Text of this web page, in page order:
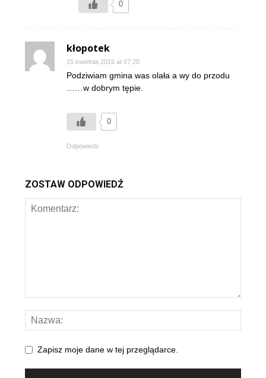
0
kłopotek
15 kwietnia 2016 at 07:20
Podziwiam gmina was olała a wy do przodu
……w dobrym tępie.
0
Odpowiedz
ZOSTAW ODPOWIEDŹ
Zapisz moje dane w tej przeglądarce.